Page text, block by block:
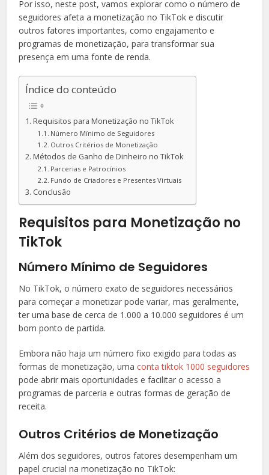
Por isso, neste post, vamos explorar como o número de
seguidores afeta a monetização no TikTok e discutir
outros fatores importantes, como engajamento e
programas de monetização, para transformar sua
presença em uma fonte de renda.
Índice do conteúdo
Requisitos para Monetização no TikTok
Número Mínimo de Seguidores
Outros Critérios de Monetização
Métodos de Ganho de Dinheiro no TikTok
Parcerias e Patrocínios
Fundo de Criadores e Presentes Virtuais
Conclusão
Requisitos para Monetização no
TikTok
Número Mínimo de Seguidores
No TikTok, o número exato de seguidores necessários
para começar a monetizar pode variar, mas geralmente,
ter uma base de cerca de 1.000 a 10.000 seguidores é um
bom ponto de partida.
Embora não haja um número fixo exigido para todas as
formas de monetização, umaconta tiktok 1000 seguidores
pode abrir mais oportunidades e facilitar o acesso a
programas de parceria e outras formas de geração de
receita.
Outros Critérios de Monetização
Além dos seguidores, outros fatores desempenham um
papel crucial na monetização no TikTok: